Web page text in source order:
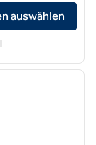
Resort –
auswählen